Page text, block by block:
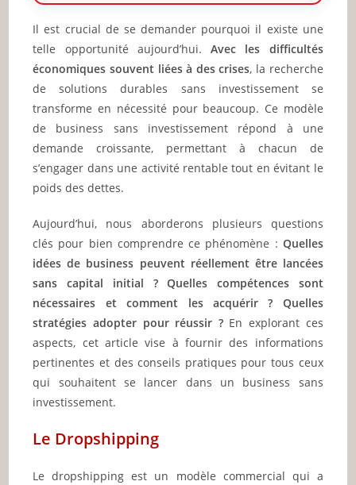
Il est crucial de se demander pourquoi il existe une
telle opportunité aujourd’hui.Avec les difficultés
économiques souvent liées à des crises, la recherche
de solutions durables sans investissement se
transforme en nécessité pour beaucoup. Ce modèle
de business sans investissement répond à une
demande croissante, permettant à chacun de
s’engager dans une activité rentable tout en évitant le
poids des dettes.
Aujourd’hui, nous aborderons plusieurs questions
clés pour bien comprendre ce phénomène : Quelles
idées de business peuvent réellement être lancées
sans capital initial ? Quelles compétences sont
nécessaires et comment les acquérir ? Quelles
stratégies adopter pour réussir ?En explorant ces
aspects, cet article vise à fournir des informations
pertinentes et des conseils pratiques pour tous ceux
qui souhaitent se lancer dans un business sans
investissement.
Le Dropshipping
Le dropshipping est un modèle commercial qui a